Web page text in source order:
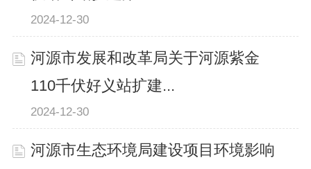
2024-12-30
河源市发展和改革局关于河源紫金
110千伏好义站扩建...
2024-12-30
河源市生态环境局建设项目环境影响